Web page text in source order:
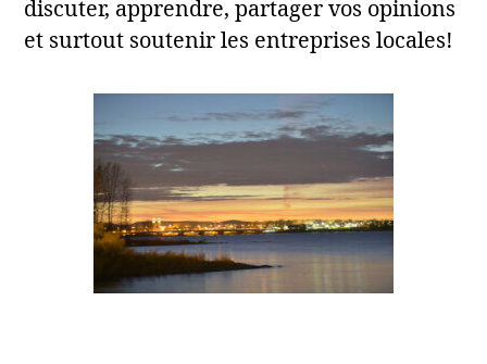
discuter, apprendre, partager vos opinions
et surtout soutenir les entreprises locales!